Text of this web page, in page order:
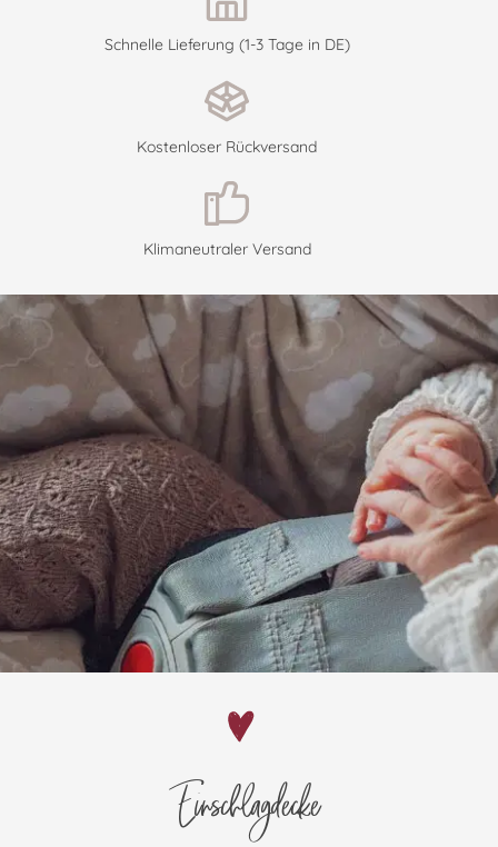
Schnelle Lieferung (1-3 Tage in DE)
Kostenloser Rückversand
Klimaneutraler Versand
Einschlagdecke